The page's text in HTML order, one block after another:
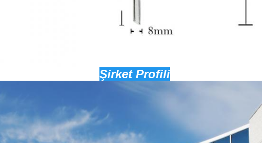
Şirket Profili